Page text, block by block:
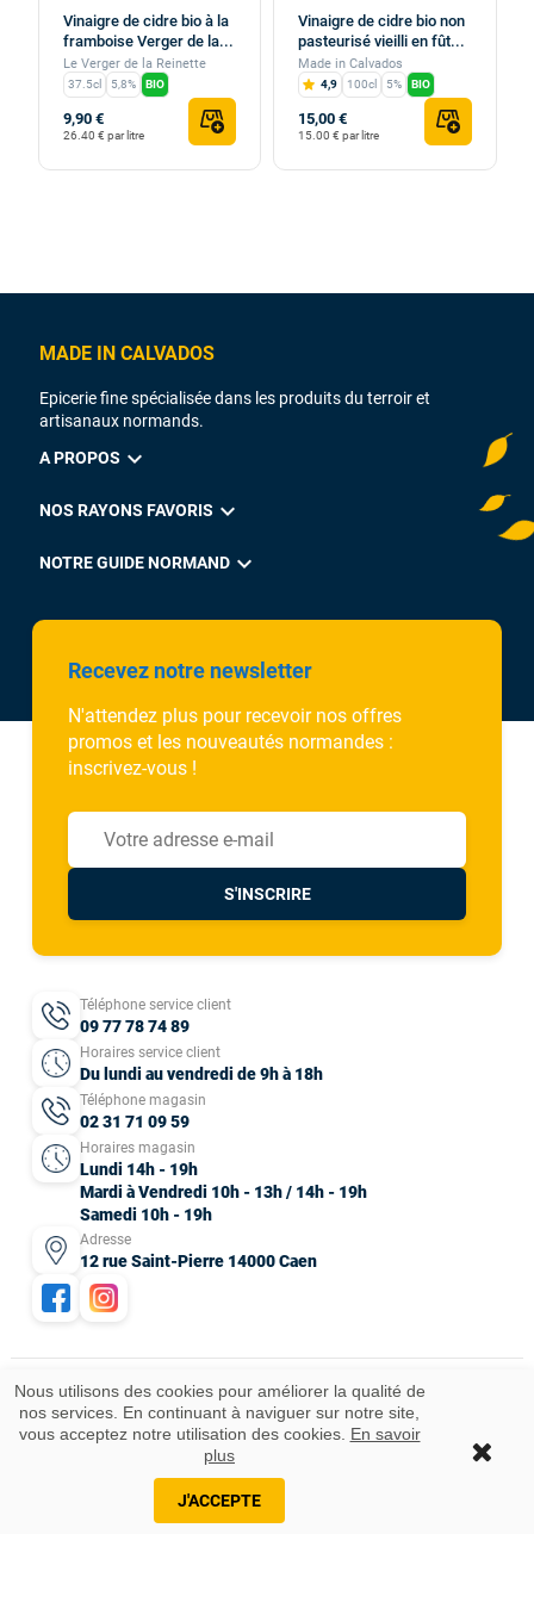
Ajouter au panier
Vinaigre de cidre bio à la
framboise Verger de la...
Le Verger de la Reinette
37.5cl 5,8% BIO
9,90 €
26.40 € par litre
Vinaigre de cidre bio non
pasteurisé vieilli en fût...
Made in Calvados
4,9 100cl 5% BIO
15,00 €
15.00 € par litre
MADE IN CALVADOS
Epicerie fine spécialisée dans les produits du terroir et
artisanaux normands.
A PROPOS expand_more
NOS RAYONS FAVORIS expand_more
NOTRE GUIDE NORMAND expand_more
Recevez notre newsletter
N'attendez plus pour recevoir nos offres
promos et les nouveautés normandes :
inscrivez-vous !
S'INSCRIRE
Téléphone service client
09 77 78 74 89
Horaires service client
Du lundi au vendredi de 9h à 18h
Téléphone magasin
02 31 71 09 59
Horaires magasin
Lundi 14h - 19h
Mardi à Vendredi 10h - 13h / 14h - 19h
Samedi 10h - 19h
Adresse
12 rue Saint-Pierre 14000 Caen
Nous utilisons des cookies pour améliorer la qualité de
nos services. En continuant à naviguer sur notre site,
vous acceptez notre utilisation des cookies. En savoir
plus
J'ACCEPTE
Mentions légales CGV Données personnelles